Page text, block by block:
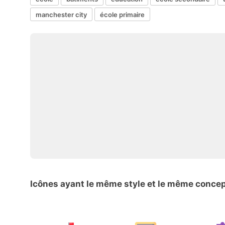
manchester city
école primaire
Icônes ayant le même style et le même